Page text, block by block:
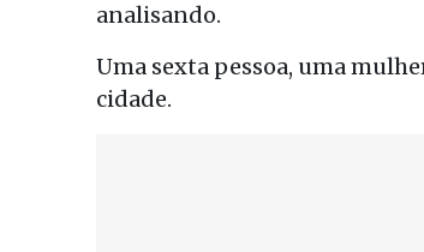
analisando.
Uma sexta pessoa, uma
cidade.